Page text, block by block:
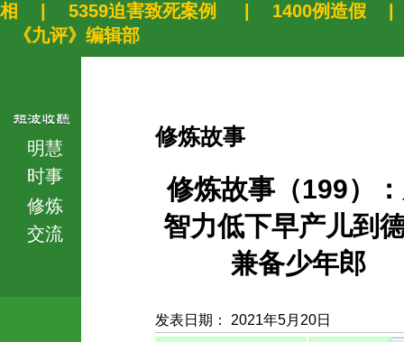
相
5359迫害致死案例 1400例造假
《九评》编辑部
明慧
时事
修炼
交流
修炼故事
修炼故事（199）
智力低下早产儿到
兼备少年郎
发表日期： 2021年5月20日